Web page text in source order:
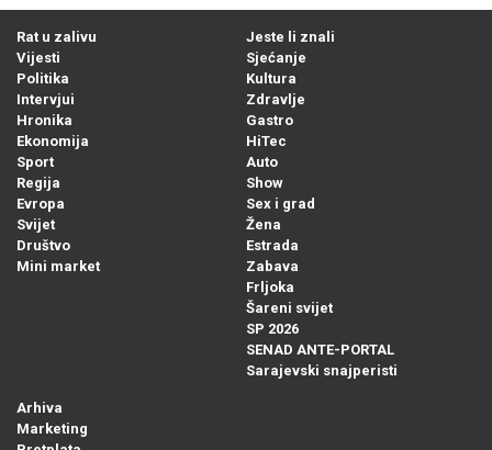
Rat u zalivu
Vijesti
Politika
Intervjui
Hronika
Ekonomija
Sport
Regija
Evropa
Svijet
Društvo
Mini market
Jeste li znali
Sjećanje
Kultura
Zdravlje
Gastro
HiTec
Auto
Show
Sex i grad
Žena
Estrada
Zabava
Frljoka
Šareni svijet
SP 2026
SENAD ANTE-PORTAL
Sarajevski snajperisti
Arhiva
Marketing